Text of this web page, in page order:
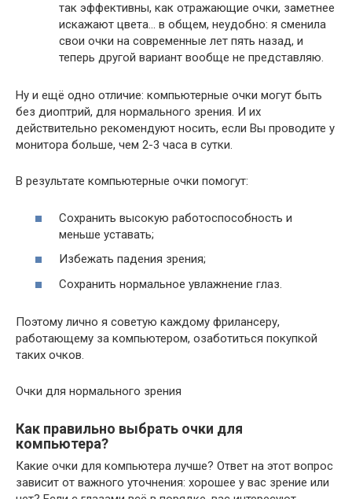
так эффективны, как отражающие очки, заметнее
искажают цвета… в общем, неудобно: я сменила
свои очки на современные лет пять назад, и
теперь другой вариант вообще не представляю.
Ну и ещё одно отличие: компьютерные очки могут быть
без диоптрий, для нормального зрения. И их
действительно рекомендуют носить, если Вы проводите у
монитора больше, чем 2-3 часа в сутки.
В результате компьютерные очки помогут:
Сохранить высокую работоспособность и
меньше уставать;
Избежать падения зрения;
Сохранить нормальное увлажнение глаз.
Поэтому лично я советую каждому фрилансеру,
работающему за компьютером, озаботиться покупкой
таких очков.
Очки для нормального зрения
Как правильно выбрать очки для
компьютера?
Какие очки для компьютера лучше? Ответ на этот вопрос
зависит от важного уточнения: хорошее у вас зрение или